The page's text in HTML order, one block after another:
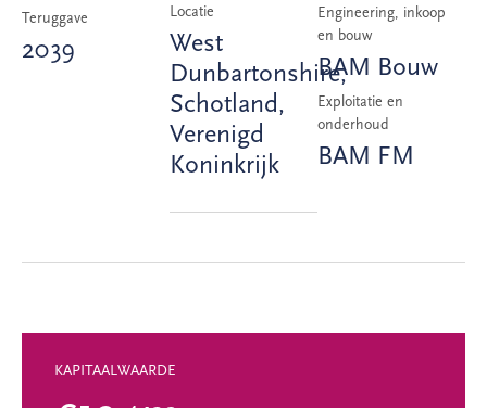
Teruggave
2039
Locatie
West
Dunbartonshire,
Schotland,
Verenigd
Koninkrijk
Engineering, inkoop
en bouw
BAM Bouw
Exploitatie en
onderhoud
BAM FM
KAPITAALWAARDE